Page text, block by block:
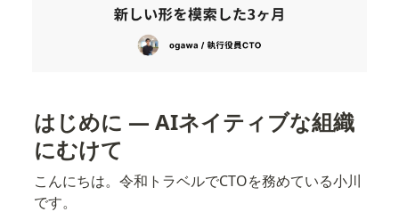
はじめに — AIネイティブな組織
にむけて
こんにちは。令和トラベルでCTOを務めている小川
です。